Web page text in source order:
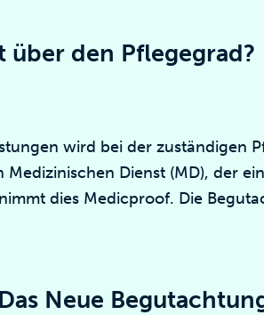
über den Pflegegrad?
wird bei der zuständigen
Medizinischen Dienst (MD), der
dies Medicproof. Die
Neue